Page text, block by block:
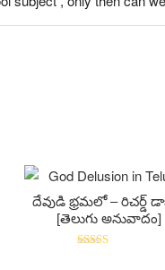
దేవుడి భ్రమలో – రిచర్డ్
[తెలుగు అనువాదం]